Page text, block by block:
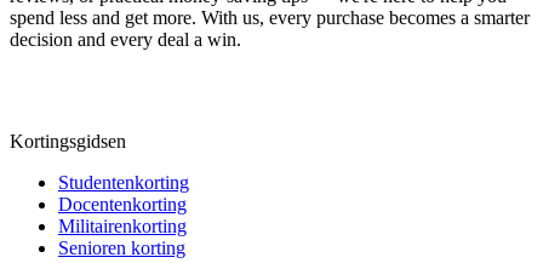
spend less and get more. With us, every purchase becomes a smarter
decision and every deal a win.
Kortingsgidsen
Studentenkorting
Docentenkorting
Militairenkorting
Senioren korting